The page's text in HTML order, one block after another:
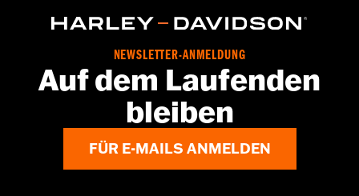
NEWSLETTER-ANMELDUNG
Auf dem Laufenden
bleiben
FÜR E-MAILS ANMELDEN